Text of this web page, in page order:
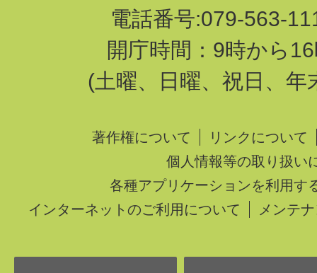
電話番号:079-563-
開庁時間：9時から
(土曜、日曜、祝日、年
著作権について
リンクについて
個人情報等の取り扱い
各種アプリケーションを利用す
インターネットのご利用について
メンテ